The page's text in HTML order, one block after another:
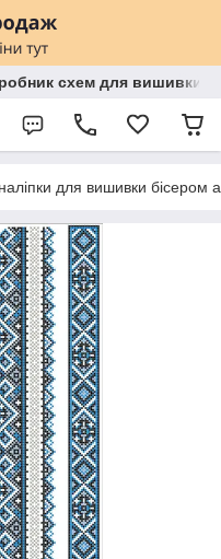
схем для вишивки
для вишивки бісером